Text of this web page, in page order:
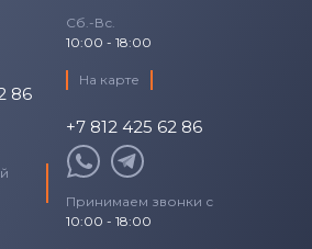
86
Сб.-Вс.
10:00 - 18:00
На карте
+7 812 425 62 86
Принимаем звонки с
10:00 - 18:00